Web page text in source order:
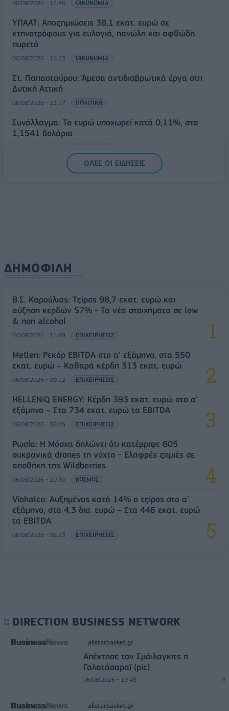
06/08/2026 - 15:46 ΟΙΚΟΝΟΜΙΑ
ΥΠΑΑΤ: Αποζημιώσεις 38,1 εκατ. ευρώ σε
κτηνοτρόφους για ευλογιά, πανώλη και αφθώδη
πυρετό
06/08/2026 - 15:33 ΟΙΚΟΝΟΜΙΑ
Στ. Παπασταύρου: Άμεσα αντιδιαβρωτικά έργα στη
Δυτική Αττική
06/08/2026 - 15:17 ΠΟΛΙΤΙΚΗ
Συνάλλαγμα: Το ευρώ υποχωρεί κατά 0,11%, στα
1,1541 δολάρια
ΟΛΕΣ ΟΙ ΕΙΔΗΣΕΙΣ
ΔΗΜΟΦΙΛΗ
Β.Σ. Καρούλιας: Τζίρος 98,7 εκατ. ευρώ και
αύξηση κερδών 57% - Τα νέα στοιχήματα σε low
& non alcohol
06/08/2026 - 11:48 ΕΠΙΧΕΙΡΗΣΕΙΣ
Metlen: Ρεκόρ EBITDA στο α' εξάμηνο, στα 550
εκατ. ευρώ – Καθαρά κέρδη 313 εκατ. ευρώ
06/08/2026 - 09:12 ΕΠΙΧΕΙΡΗΣΕΙΣ
HELLENiQ ENERGY: Κέρδη 393 εκατ. ευρώ στο α'
εξάμηνο – Στα 734 εκατ. ευρώ τα EBITDA
06/08/2026 - 08:05 ΕΠΙΧΕΙΡΗΣΕΙΣ
Ρωσία: Η Μόσχα δηλώνει ότι κατέρριψε 605
ουκρανικά drones τη νύχτα - Ελαφρές ζημιές σε
αποθήκη της Wildberries
06/08/2026 - 10:30 ΚΟΣΜΟΣ
Viohalco: Αυξημένος κατά 14% ο τζίρος στο α'
εξάμηνο, στα 4,3 δισ. ευρώ – Στα 446 εκατ. ευρώ
τα EBITDA
06/08/2026 - 08:23 ΕΠΙΧΕΙΡΗΣΕΙΣ
DIRECTION BUSINESS NETWORK
allstarbasket.gr
Απέκτησε τον Σμάιλαγκιτς η
Γαλατάσαραϊ (pic)
06/08/2026 - 19:45
allstarbasket.gr